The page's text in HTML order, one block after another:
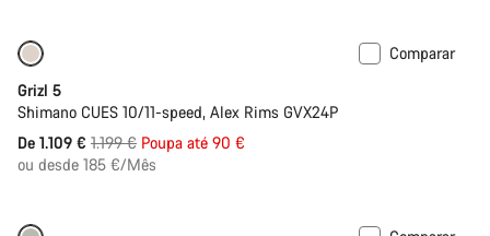
Comparar
Grizl 5
Shimano CUES 10/11-speed, Alex Rims GVX24P
De 1.109 € Preço
Original
1.199 € Poupa até 90 €
ou desde 185 €/Mês